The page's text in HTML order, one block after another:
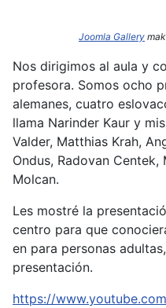
Joomla Gallery
Nos dirigimos al aula y
profesora. Somos ocho
alemanes, cuatro
llama Narinder Kaur y
Valder, Matthias Krah,
Ondus, Radovan Centek,
Molcan.
Les mostré la
centro para que
en para personas
presentación.
https://